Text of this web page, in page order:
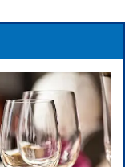
から列車や飛行
東京駅や羽田空
す。各交通機関
すが、より安全
内しています。
された車いす専
着から新幹線な
出発までの時間